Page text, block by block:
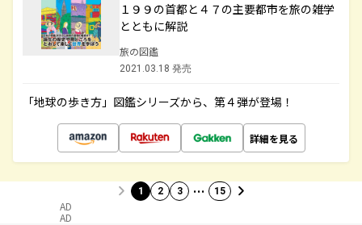
１９９の首都と４７の主要都市を旅の雑学
とともに解説
旅の図鑑
2021.03.18 発売
「地球の歩き方」図鑑シリーズから、第４弾が登場！
詳細を見る
1 2 3 … 15
AD
AD